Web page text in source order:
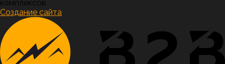
комплексов
Создание сайта